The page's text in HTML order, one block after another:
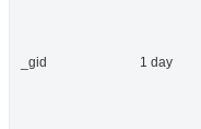
_gid 1 day